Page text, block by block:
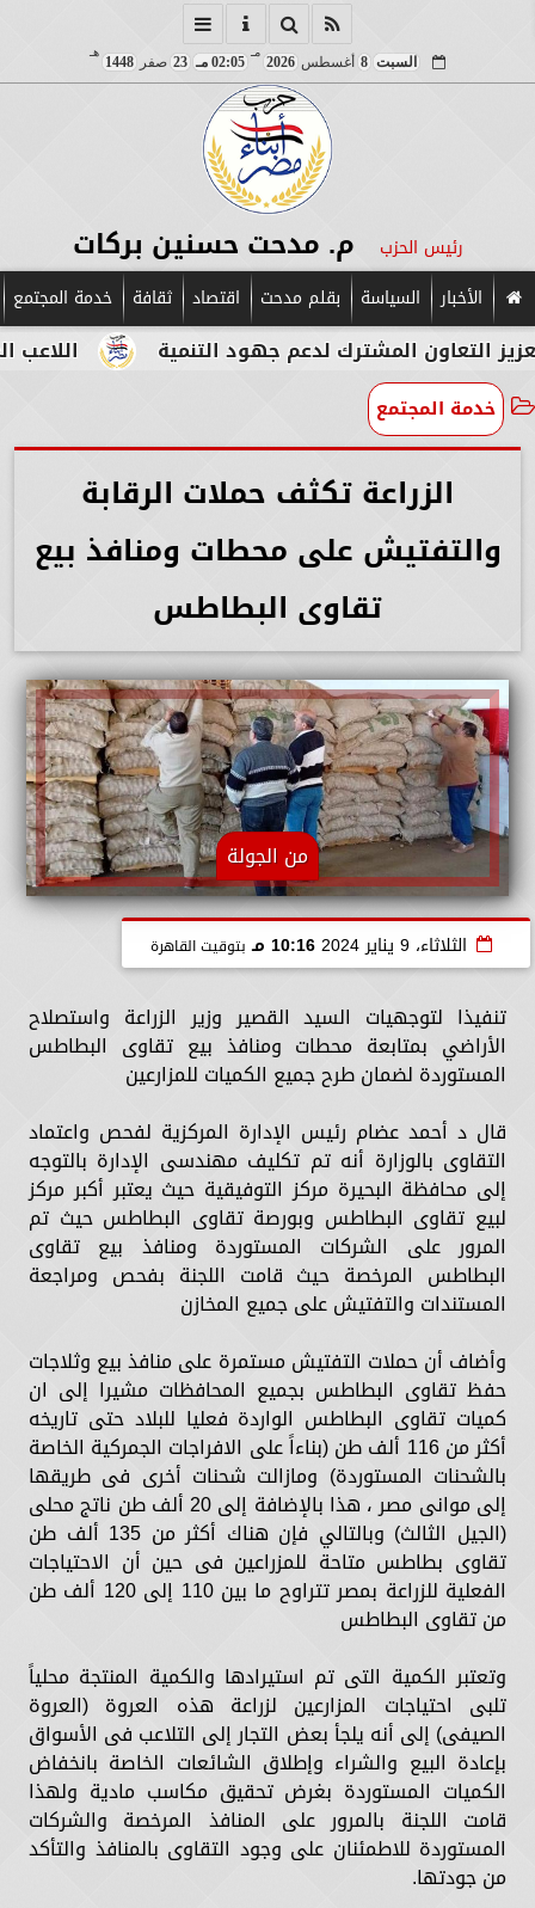
السبت 8 أغسطس 2026
مـ
02:05 مـ 23 صفر 1448
هـ
رئيس الحزب م. مدحت حسنين بركات
الأخبار السياسة بقلم مدحت اقتصاد ثقافة خدمة المجتمع
اللاعب المشترك لدعم جهود التنمية
خدمة المجتمع
الزراعة تكثف حملات الرقابة
والتفتيش على محطات ومنافذ بيع
تقاوى البطاطس
من الجولة
الثلاثاء، 9 يناير 2024 10:16 مـ بتوقيت القاهرة
تنفيذا لتوجهيات السيد القصير وزير الزراعة واستصلاح
الأراضي بمتابعة محطات ومنافذ بيع تقاوى البطاطس
المستوردة لضمان طرح جميع الكميات للمزارعين
قال د أحمد عضام رئيس الإدارة المركزية لفحص واعتماد
التقاوى بالوزارة أنه تم تكليف مهندسى الإدارة بالتوجه
إلى محافظة البحيرة مركز التوفيقية حيث يعتبر أكبر مركز
لبيع تقاوى البطاطس وبورصة تقاوى البطاطس حيث تم
المرور على الشركات المستوردة ومنافذ بيع تقاوى
البطاطس المرخصة حيث قامت اللجنة بفحص ومراجعة
المستندات والتفتيش على جميع المخازن
وأضاف أن حملات التفتيش مستمرة على منافذ بيع وثلاجات
حفظ تقاوى البطاطس بجميع المحافظات مشيرا إلى ان
كميات تقاوى البطاطس الواردة فعليا للبلاد حتى تاريخه
أكثر من 116 ألف طن (بناءاً على الافراجات الجمركية الخاصة
بالشحنات المستوردة) ومازالت شحنات أخرى فى طريقها
إلى موانى مصر ، هذا بالإضافة إلى 20 ألف طن ناتج محلى
(الجيل الثالث) وبالتالي فإن هناك أكثر من 135 ألف طن
تقاوى بطاطس متاحة للمزراعين فى حين أن الاحتياجات
الفعلية للزراعة بمصر تتراوح ما بين 110 إلى 120 ألف طن
من تقاوى البطاطس
وتعتبر الكمية التى تم استيرادها والكمية المنتجة محلياً
تلبى احتياجات المزارعين لزراعة هذه العروة (العروة
الصيفى) إلى أنه يلجأ بعض التجار إلى التلاعب فى الأسواق
بإعادة البيع والشراء وإطلاق الشائعات الخاصة بانخفاض
الكميات المستوردة بغرض تحقيق مكاسب مادية ولهذا
قامت اللجنة بالمرور على المنافذ المرخصة والشركات
المستوردة للاطمئنان على وجود التقاوى بالمنافذ والتأكد
من جودتها.